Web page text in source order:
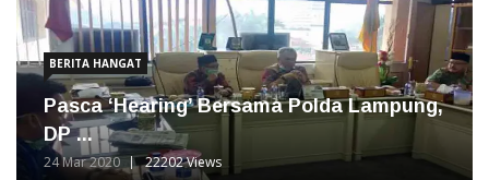
BERITA HANGAT
Pasca ‘Hearing’ Bersama Polda Lampung,
DP ...
24 Mar 2020 22202 Views